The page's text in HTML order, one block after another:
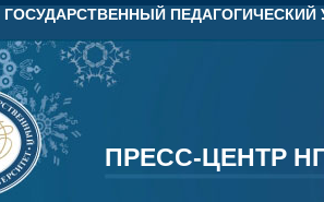
ПЕДАГОГИЧЕСКИЙ
ПРЕСС-ЦЕНТР
ПРЕСС-ЦЕНТР